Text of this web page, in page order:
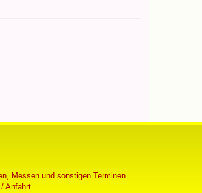
Messen und sonstigen Terminen
Anfahrt